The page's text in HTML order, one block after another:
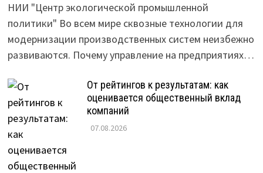
НИИ "Центр экологической промышленной
политики" Во всем мире сквозные технологии для
модернизации производственных систем неизбежно
развиваются. Почему управление на предприятиях…
От рейтингов к результатам: как
оценивается общественный вклад
компаний
07.08.2026